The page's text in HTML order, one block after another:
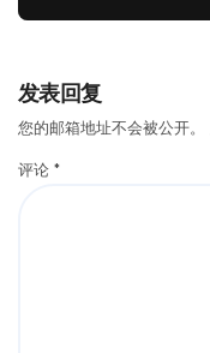
发表回复
您的邮箱地址不会被公开。
评论 *